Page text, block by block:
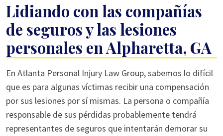
Lidiando con las compañías
de seguros y las lesiones
personales en Alpharetta, GA
En Atlanta Personal Injury Law Group, sabemos lo difícil
que es para algunas víctimas recibir una compensación
por sus lesiones por sí mismas. La persona o compañía
responsable de sus pérdidas probablemente tendrá
representantes de seguros que intentarán demorar su